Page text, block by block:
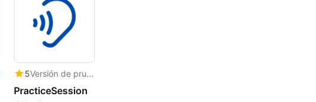
5 Versión de prueba
PracticeSession